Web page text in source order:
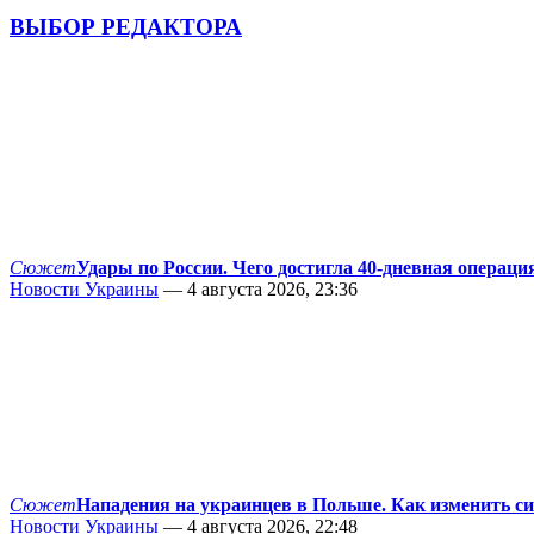
ВЫБОР РЕДАКТОРА
СюжетУдары по России. Чего достигла 40-дневная
Новости Украины — 4 августа 2026, 23:36
СюжетНападения на украинцев в Польше. Как изменить
Новости Украины — 4 августа 2026, 22:48